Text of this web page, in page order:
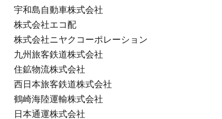
宇和島自動車株式会社
株式会社エコ配
株式会社ニヤクコーポレーション
九州旅客鉄道株式会社
住鉱物流株式会社
西日本旅客鉄道株式会社
鶴崎海陸運輸株式会社
日本通運株式会社